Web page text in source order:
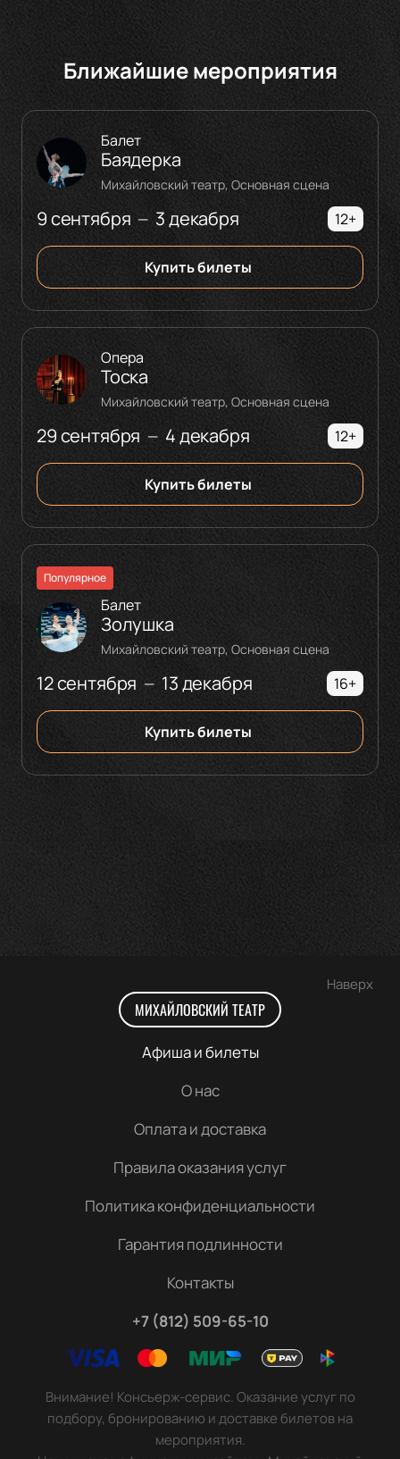
Ближайшие мероприятия
9 сентября — 3 декабря
Балет
Баядерка
Михайловский театр, Основная сцена
12+
Купить билеты
29 сентября — 4 декабря
Опера
Тоска
Михайловский театр, Основная сцена
12+
Купить билеты
Популярное
12 сентября — 13 декабря
Балет
Золушка
Михайловский театр, Основная сцена
16+
Купить билеты
Наверх
МИХАЙЛОВСКИЙ ТЕАТР
Афиша и билеты
О нас
Оплата и доставка
Правила оказания услуг
Политика конфиденциальности
Гарантия подлинности
Контакты
+7 (812) 509-65-10
Внимание! Консьерж-сервис. Оказание услуг по
подбору, бронированию и доставке билетов на
мероприятия.